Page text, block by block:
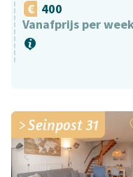
400
Vanafprijs per
Seinpost 31